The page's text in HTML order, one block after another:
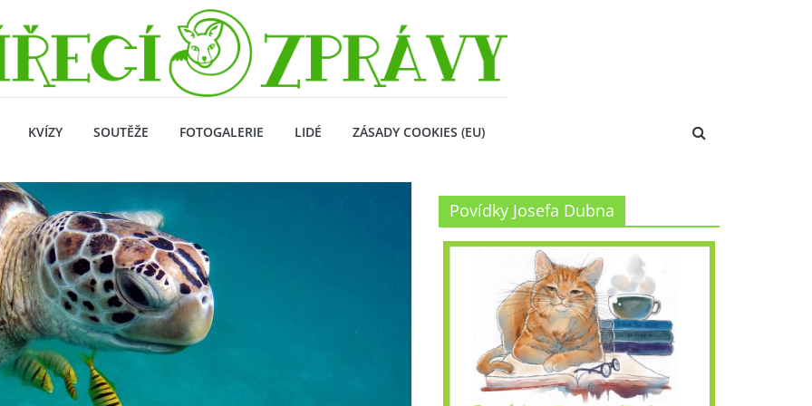
KVÍZY SOUTĚŽE FOTOGALERIE LIDÉ ZÁSADY COOKIES (EU)
Povídky Josefa Dubna